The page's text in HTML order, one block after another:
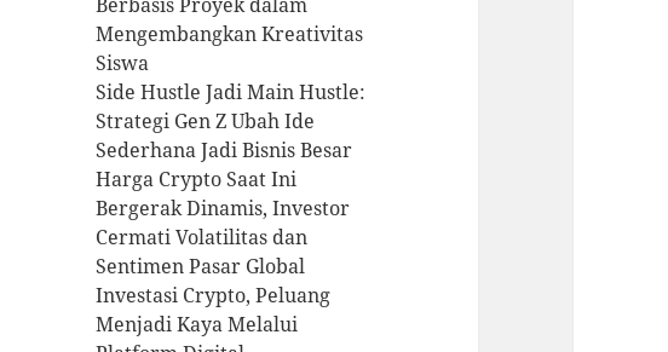
Mengembangkan Kreativitas
Siswa
Side Hustle Jadi Main Hustle:
Strategi Gen Z Ubah Ide
Sederhana Jadi Bisnis Besar
Harga Crypto Saat Ini
Bergerak Dinamis, Investor
Cermati Volatilitas dan
Sentimen Pasar Global
Investasi Crypto, Peluang
Menjadi Kaya Melalui